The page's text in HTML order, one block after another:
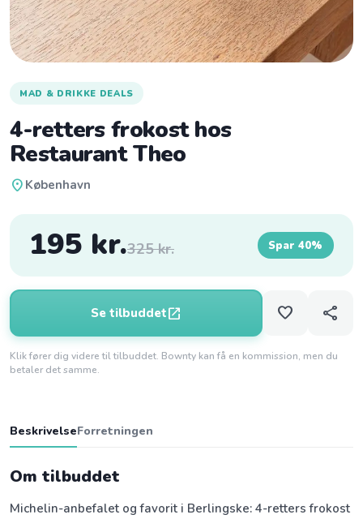
BeskrivelseForretningen
Om tilbuddet
Michelin-anbefalet og favorit i Berlingske: 4-retters frokost
MAD & DRIKKE DEALS
4-retters frokost hos
Restaurant Theo
location_on København
195 kr.325 kr. Spar 40%
Se tilbuddetopen_in_new favorite share
Klik fører dig videre til tilbuddet. Bownty kan få en kommission, men du
betaler det samme.